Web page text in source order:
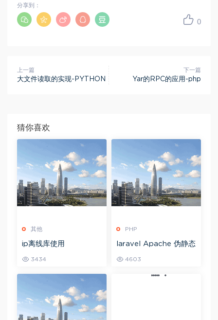
0
分享到：
上一篇
大文件读取的实现-PYTHON
下一篇
Yar的RPC的应用-php
猜你喜欢
其他
ip离线库使用
3434
PHP
laravel Apache 伪静态
4603